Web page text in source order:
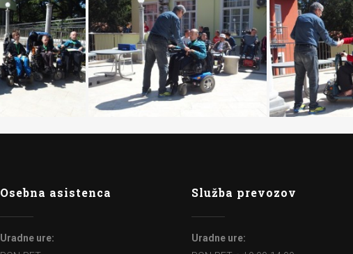
Osebna asistenca
Uradne ure:
Služba prevozov
Uradne ure: